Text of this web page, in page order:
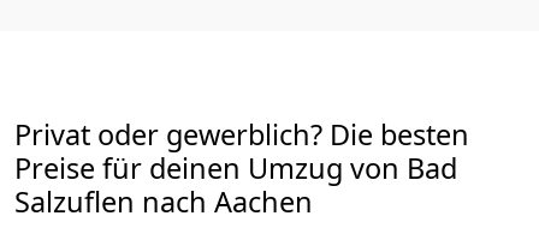
Privat oder gewerblich? Die besten
Preise für deinen Umzug von Bad
Salzuflen nach Aachen